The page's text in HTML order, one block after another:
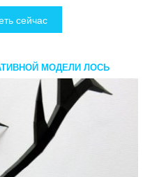
сейчас
МОДЕЛИ ЛОСЬ